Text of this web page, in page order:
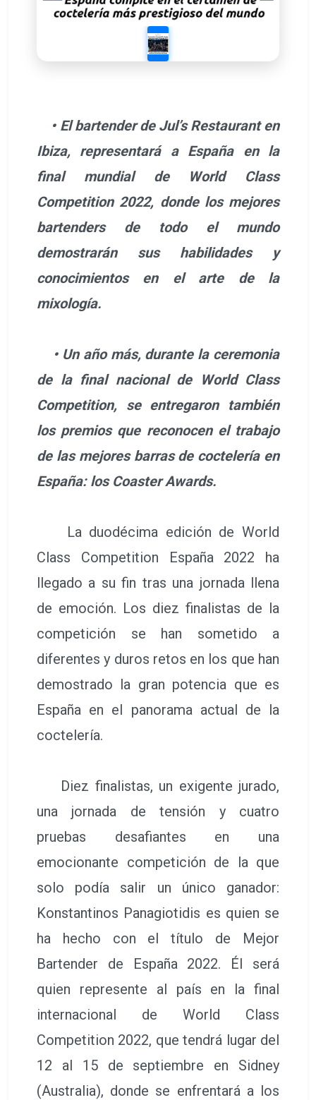
• El bartender de Jul’s Restaurant en
Ibiza, representará a España en la
final mundial de World Class
Competition 2022, donde los mejores
bartenders de todo el mundo
demostrarán sus habilidades y
conocimientos en el arte de la
mixología.
• Un año más, durante la ceremonia
de la final nacional de World Class
Competition, se entregaron también
los premios que reconocen el trabajo
de las mejores barras de coctelería en
España: los Coaster Awards.
La duodécima edición de World
Class Competition España 2022 ha
llegado a su fin tras una jornada llena
de emoción. Los diez finalistas de la
competición se han sometido a
diferentes y duros retos en los que han
demostrado la gran potencia que es
España en el panorama actual de la
coctelería.
Diez finalistas, un exigente jurado,
una jornada de tensión y cuatro
pruebas desafiantes en una
emocionante competición de la que
solo podía salir un único ganador:
Konstantinos Panagiotidis es quien se
ha hecho con el título de Mejor
Bartender de España 2022. Él será
quien represente al país en la final
internacional de World Class
Competition 2022, que tendrá lugar del
12 al 15 de septiembre en Sidney
(Australia), donde se enfrentará a los